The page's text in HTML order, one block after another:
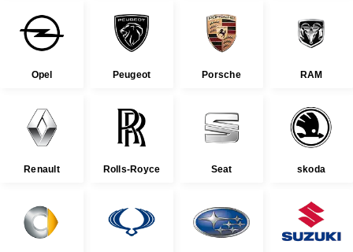
Opel Peugeot Porsche RAM
Renault Rolls-Royce Seat skoda